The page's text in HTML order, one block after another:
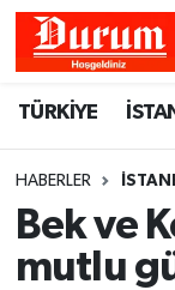
TÜRKİYE
HABERLER
Bek ve
mutlu
Hava
Namaz
Trafik